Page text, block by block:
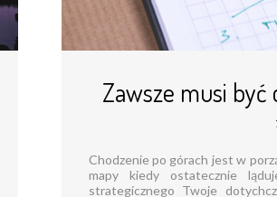
Zawsze musi być
Chodzenie po górach jest w
mapy kiedy ostatecznie
strategicznego Twoje